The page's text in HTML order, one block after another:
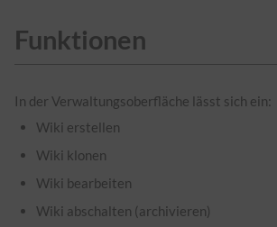
Funktionen
In der Verwaltungsoberfläche lässt sich ein:
Wiki erstellen
Wiki klonen
Wiki bearbeiten
Wiki abschalten (archivieren)